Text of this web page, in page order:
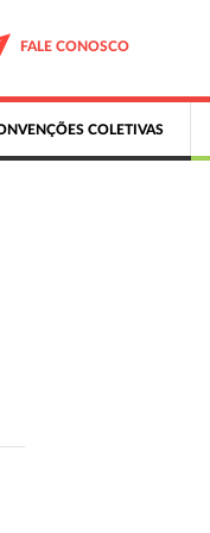
FALE CONOSCO
COLETIVAS